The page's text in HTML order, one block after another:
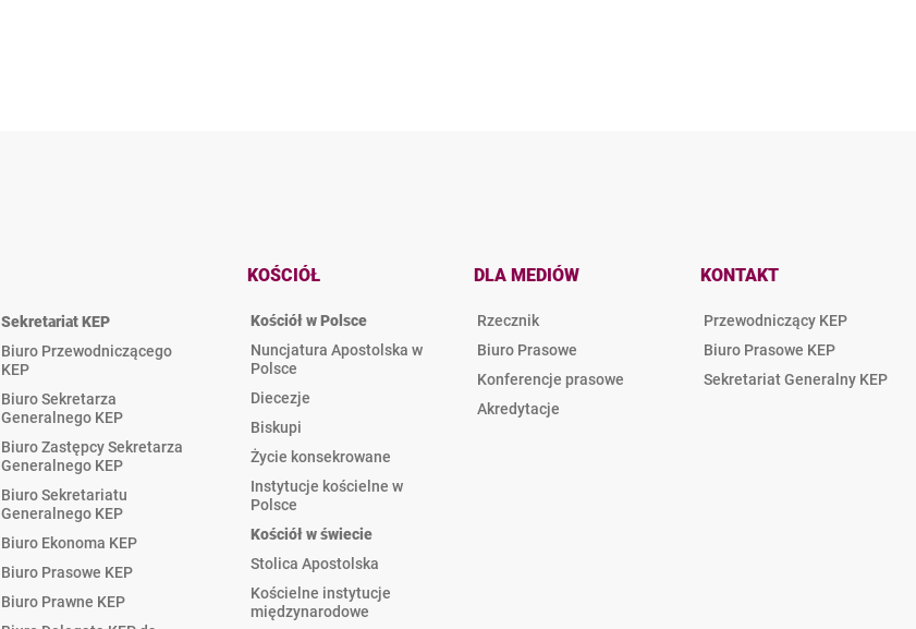
Sekretariat KEP
Biuro Przewodniczącego
KEP
Biuro Sekretarza
Generalnego KEP
Biuro Zastępcy Sekretarza
Generalnego KEP
Biuro Sekretariatu
Generalnego KEP
Biuro Ekonoma KEP
Biuro Prasowe KEP
Biuro Prawne KEP
KOŚCIÓŁ
Kościół w Polsce
Nuncjatura Apostolska w
Polsce
Diecezje
Biskupi
Życie konsekrowane
Instytucje kościelne w
Polsce
Kościół w świecie
Stolica Apostolska
Kościelne instytucje
międzynarodowe
DLA MEDIÓW
Rzecznik
Biuro Prasowe
Konferencje prasowe
Akredytacje
KONTAKT
Przewodniczący KEP
Biuro Prasowe KEP
Sekretariat Generalny KEP